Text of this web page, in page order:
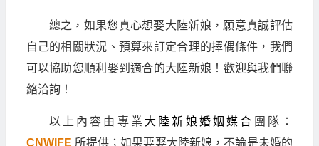
總之，如果您真心想娶大陸新娘，願意真誠評估
自己的相關狀況、預算來訂定合理的擇偶條件，我們
可以協助您順利娶到適合的大陸新娘！歡迎與我們聯
絡洽詢！
以上內容由專業 大陸新娘婚姻媒合 團隊：
CNWIFE 所提供；如果要娶大陸新娘，不論是未婚的